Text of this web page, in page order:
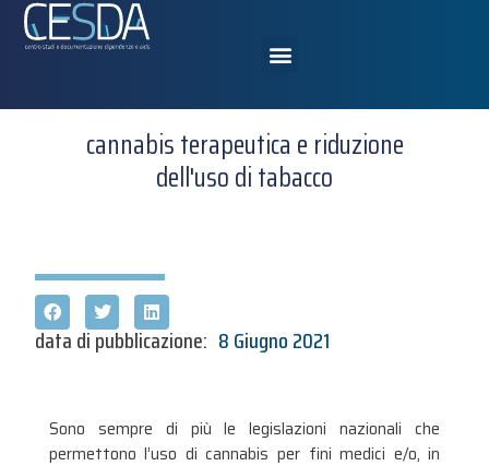
cannabis terapeutica e riduzione
dell'uso di tabacco
data di pubblicazione: 8 Giugno 2021
Sono sempre di più le legislazioni nazionali che
permettono l’uso di cannabis per fini medici e/o, in